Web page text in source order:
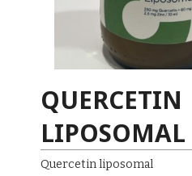
QUERCETIN
LIPOSOMAL
Quercetin liposomal